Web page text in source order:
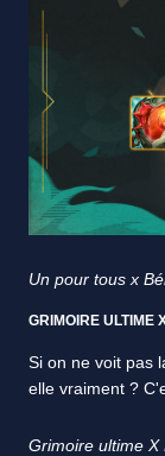
Un pour tous x
GRIMOIRE ULTIME
Si on ne voit pas
elle vraiment ?
Grimoire ultime X